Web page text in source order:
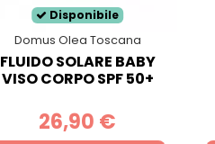
Disponibile
Domus Olea Toscana
FLUIDO SOLARE BABY
VISO CORPO SPF 50+
26,90 €